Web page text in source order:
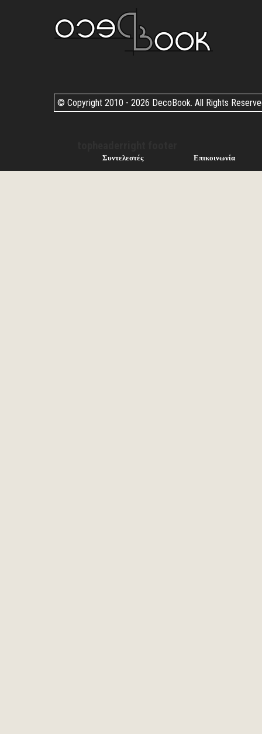
© Copyright 2010 - 2026 DecoBook. All Rights
Συντελεστές Επικοινωνία